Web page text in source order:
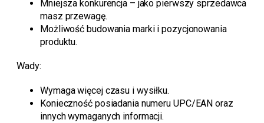
Mniejsza konkurencja – jako pierwszy sprzedawca
masz przewagę.
Możliwość budowania marki i pozycjonowania
produktu.
Wady:
Wymaga więcej czasu i wysiłku.
Konieczność posiadania numeru UPC/EAN oraz
innych wymaganych informacji.